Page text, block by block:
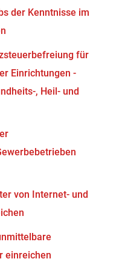
der Kenntnisse im
für
Einrichtungen -
, Heil- und
von Internet- und
einreichen